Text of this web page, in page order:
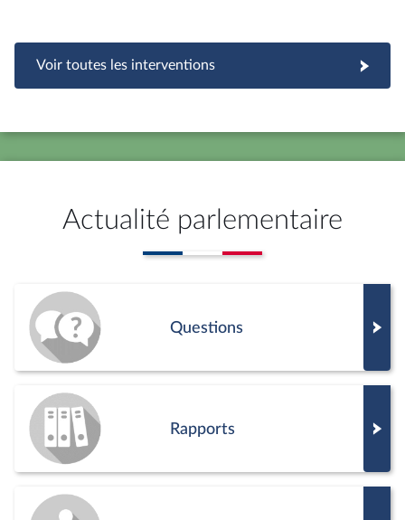
Voir toutes les interventions
Actualité parlementaire
Questions
Rapports